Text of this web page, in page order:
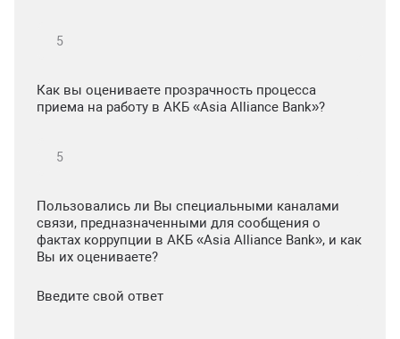
Как вы оцениваете прозрачность процесса
приема на работу в АКБ «Asia Alliance Bank»?
Пользовались ли Вы специальными каналами
связи, предназначенными для сообщения о
фактах коррупции в АКБ «Asia Alliance Bank», и как
Вы их оцениваете?
Введите свой ответ